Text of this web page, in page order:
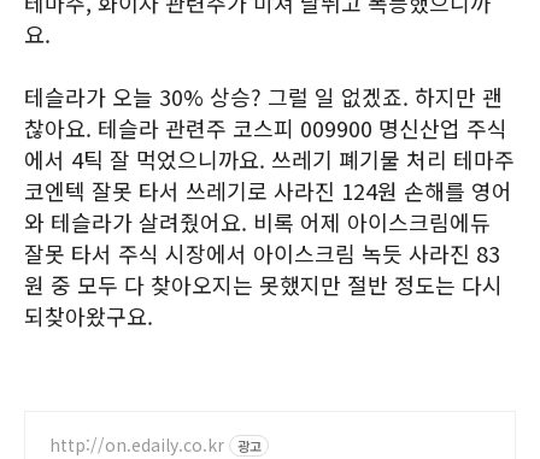
요.
테슬라가 오늘 30% 상승? 그럴 일 없겠죠. 하지만 괜
찮아요. 테슬라 관련주 코스피 009900 명신산업 주식
에서 4틱 잘 먹었으니까요. 쓰레기 폐기물 처리 테마주
코엔텍 잘못 타서 쓰레기로 사라진 124원 손해를 영어
와 테슬라가 살려줬어요. 비록 어제 아이스크림에듀
잘못 타서 주식 시장에서 아이스크림 녹듯 사라진 83
원 중 모두 다 찾아오지는 못했지만 절반 정도는 다시
되찾아왔구요.
http://on.edaily.co.kr 광고